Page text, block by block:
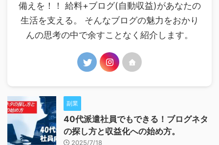
備えを！！ 給料+ブログ(自動収益)があなたの
生活を支える。 そんなブログの魅力をおかり
んの思考の中で余すことなく紹介します。
副業
40代派遣社員でもできる！ブログネタ
の探し方と収益化への始め方。
2025/7/18